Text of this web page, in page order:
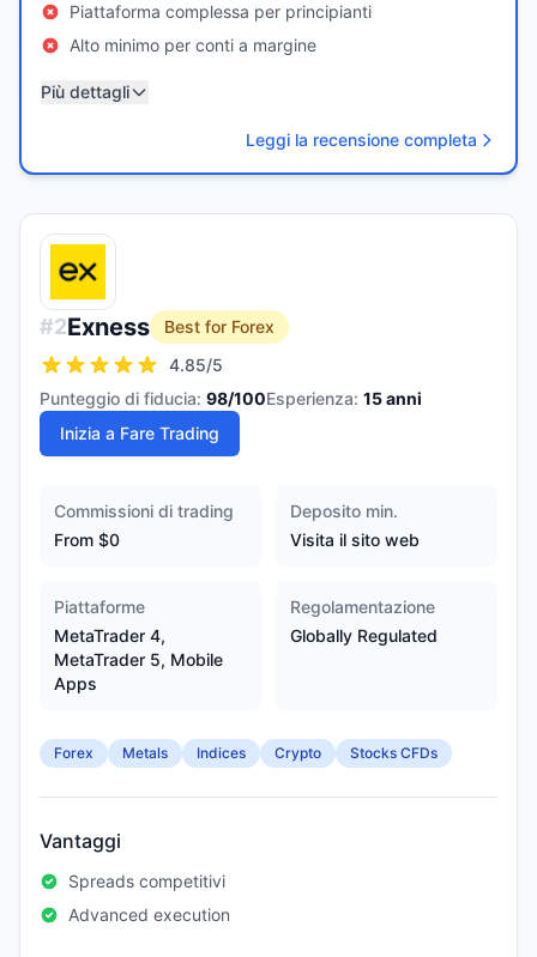
Piattaforma complessa per principianti
Alto minimo per conti a margine
Più dettagli
Leggi la recensione completa
#2Exness
Best for Forex
4.85/5
Punteggio di fiducia: 98/100Esperienza: 15anni
Inizia a Fare Trading
Commissioni di trading
From $0
Deposito min.
Visita il sito web
Piattaforme
MetaTrader 4,
MetaTrader 5, Mobile
Apps
Regolamentazione
Globally Regulated
Forex Metals Indices Crypto Stocks CFDs
Vantaggi
Spreads competitivi
Advanced execution